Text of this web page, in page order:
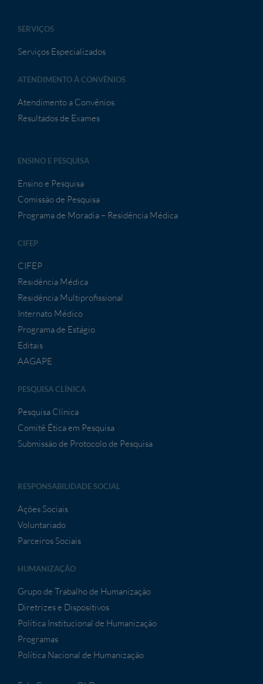
SERVIÇOS
Serviços Especializados
ATENDIMENTO À CONVÊNIOS
Atendimento a Convênios
Resultados de Exames
ENSINO E PESQUISA
Ensino e Pesquisa
Comissão de Pesquisa
Programa de Moradia – Residência Médica
CIFEP
CIFEP
Residência Médica
Residência Multiprofissional
Internato Médico
Programa de Estágio
Editais
AAGAPE
PESQUISA CLÍNICA
Pesquisa Clínica
Comitê Ética em Pesquisa
Submissão de Protocolo de Pesquisa
RESPONSABILIDADE SOCIAL
Ações Sociais
Voluntariado
Parceiros Sociais
HUMANIZAÇÃO
Grupo de Trabalho de Humanização
Diretrizes e Dispositivos
Política Institucional de Humanização
Programas
Política Nacional de Humanização